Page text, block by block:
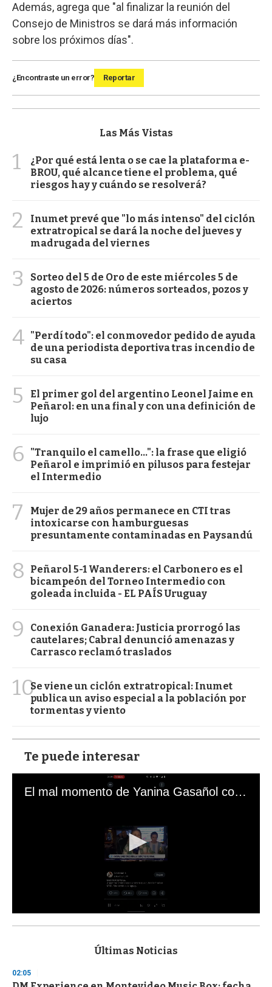
Además, agrega que "al finalizar la reunión del
Consejo de Ministros se dará más información
sobre los próximos días".
¿Encontraste un error? Reportar
Las Más Vistas
1
¿Por qué está lenta o se cae la plataforma e-
BROU, qué alcance tiene el problema, qué
riesgos hay y cuándo se resolverá?
2
Inumet prevé que "lo más intenso" del ciclón
extratropical se dará la noche del jueves y
madrugada del viernes
3
Sorteo del 5 de Oro de este miércoles 5 de
agosto de 2026: números sorteados, pozos y
aciertos
4 "Perdí todo": el conmovedor pedido de ayuda
de una periodista deportiva tras incendio de
su casa
5
El primer gol del argentino Leonel Jaime en
Peñarol: en una final y con una definición de
lujo
6
"Tranquilo el camello...": la frase que eligió
Peñarol e imprimió en pilusos para festejar
el Intermedio
7
Mujer de 29 años permanece en CTI tras
intoxicarse con hamburguesas
presuntamente contaminadas en Paysandú
8
Peñarol 5-1 Wanderers: el Carbonero es el
bicampeón del Torneo Intermedio con
goleada incluida - EL PAÍS Uruguay
9
Conexión Ganadera: Justicia prorrogó las
cautelares; Cabral denunció amenazas y
Carrasco reclamó traslados
10Se viene un ciclón extratropical: Inumet
publica un aviso especial a la población por
tormentas y viento
Te puede interesar
El mal momento de Yanina Gasañol con un hincha argentino en "Subrayado"
s
d
Últimas Noticias
02:05